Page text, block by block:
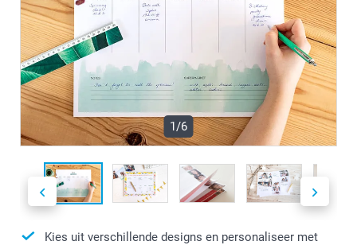
1/6
Kies uit verschillende designs en personaliseer met